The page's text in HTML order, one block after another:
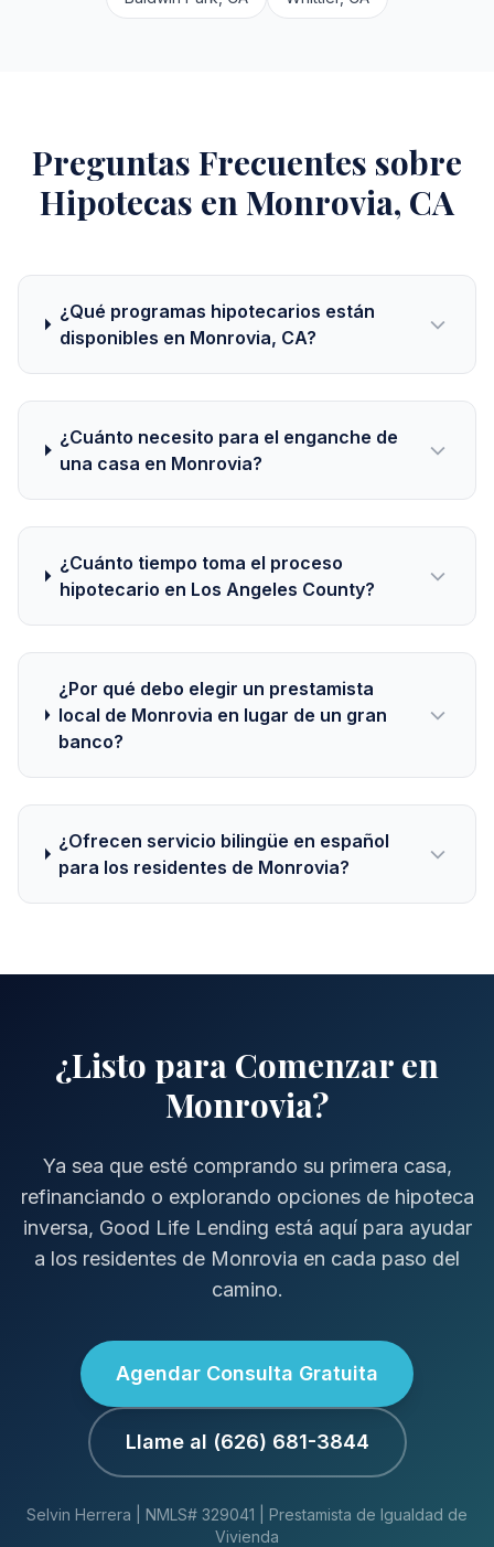
Preguntas Frecuentes sobre
Hipotecas en Monrovia, CA
¿Qué programas hipotecarios están
disponibles en Monrovia, CA?
¿Cuánto necesito para el enganche de
una casa en Monrovia?
¿Cuánto tiempo toma el proceso
hipotecario en Los Angeles County?
¿Por qué debo elegir un prestamista
local de Monrovia en lugar de un gran
banco?
¿Ofrecen servicio bilingüe en español
para los residentes de Monrovia?
¿Listo para Comenzar en
Monrovia?
Ya sea que esté comprando su primera casa,
refinanciando o explorando opciones de hipoteca
inversa, Good Life Lending está aquí para ayudar
a los residentes de Monrovia en cada paso del
camino.
Agendar Consulta Gratuita
Llame al (626) 681-3844
Selvin Herrera | NMLS# 329041 | Prestamista de Igualdad de
Vivienda